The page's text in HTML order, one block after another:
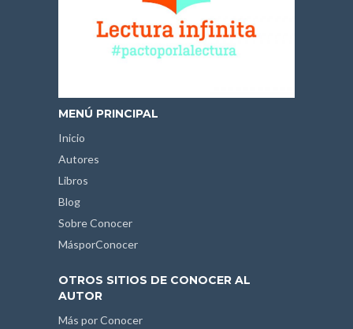
MENÚ PRINCIPAL
Inicio
Autores
Libros
Blog
Sobre Conocer
MásporConocer
OTROS SITIOS DE CONOCER AL
AUTOR
Más por Conocer